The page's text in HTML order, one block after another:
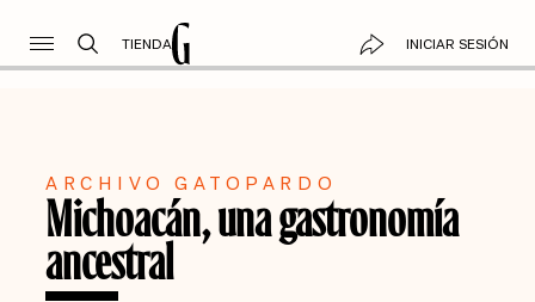
TIENDA INICIAR SESIÓN
ARCHIVO GATOPARDO
Michoacán, una gastronomía
ancestral